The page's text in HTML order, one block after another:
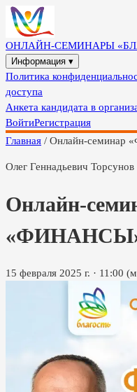
ОНЛАЙН-СЕМИНАРЫ
Информация ▾
Политика
доступа
Анкета кандидата в
ВойтиРегистрация
Главная / Онлайн-
Олег Геннадьевич Торсунов
Онлайн-
15 февраля 2025 г. · 11:00